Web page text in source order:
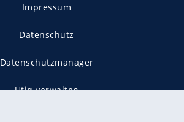
Impressum
Datenschutz
Datenschutzmanager
Utiq verwalten